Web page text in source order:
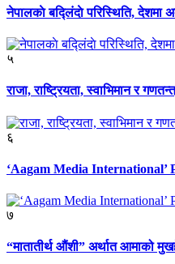
नेपालकाे बद्लिंदाे परिस्थिति, देशमा
५
राजा, राष्ट्रियता, स्वाभिमान र
६
‘Aagam Media International’
७
“मातातीर्थ औंशी” अर्थात आमाको